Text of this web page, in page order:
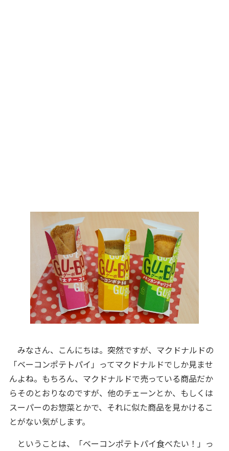
みなさん、こんにちは。突然ですが、マクドナルドの
「ベーコンポテトパイ」ってマクドナルドでしか見ませ
んよね。もちろん、マクドナルドで売っている商品だか
らそのとおりなのですが、他のチェーンとか、もしくは
スーパーのお惣菜とかで、それに似た商品を見かけるこ
とがない気がします。
ということは、「ベーコンポテトパイ食べたい！」っ